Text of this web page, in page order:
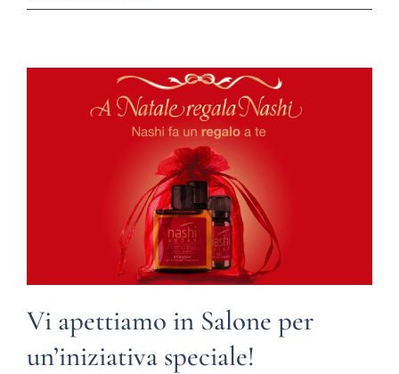
Vi apettiamo in Salone per
un’iniziativa speciale!